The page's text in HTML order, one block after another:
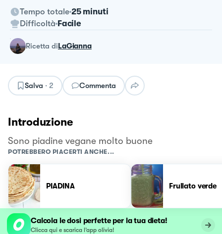
Tempo totale 25 minuti
Difficoltà Facile
ricetta diLaGianna
Salva · 2 Commenta
Introduzione
Sono piadine vegane molto buone
POTREBBERO PIACERTI ANCHE...
PIADINA Frullato verde
Calcola le dosi perfette per la tua dieta!
Clicca qui e scarica l’app olivia!